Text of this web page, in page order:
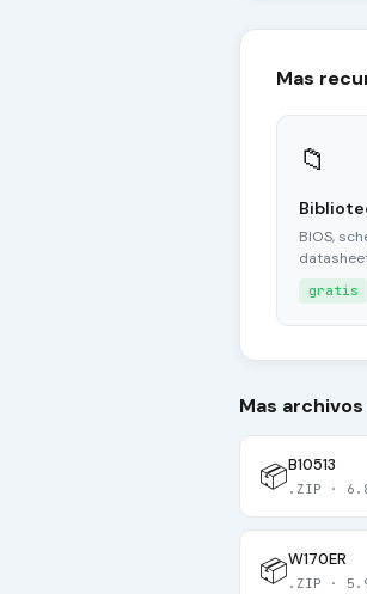
Mas
📁
BIOS,
gratis
Mas archivos
📦B10513
.ZIP ·
📦W170ER
.ZIP ·